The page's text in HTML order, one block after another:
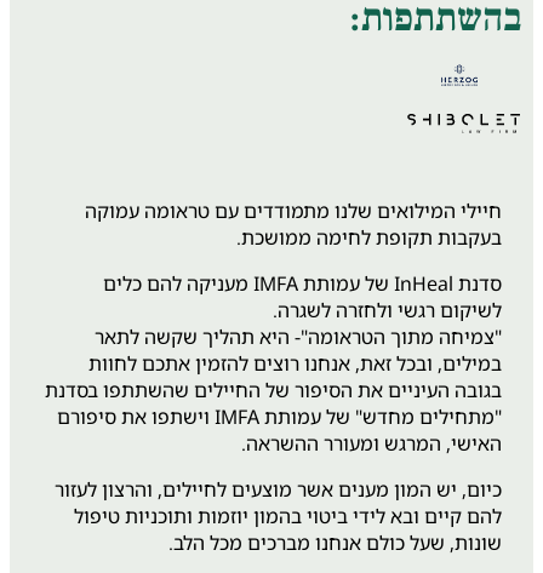
בהשתתפות:
חיילי המילואים שלנו מתמודדים עם טראומה עמוקה
בעקבות תקופת לחימה ממושכת.
סדנת InHeal של עמותת IMFA מעניקה להם כלים
לשיקום רגשי ולחזרה לשגרה.
"צמיחה מתוך הטראומה"- היא תהליך שקשה לתאר
במילים, ובכל זאת, אנחנו רוצים להזמין אתכם לחוות
בגובה העיניים את הסיפור של החיילים שהשתתפו בסדנת
"מתחילים מחדש" של עמותת IMFA וישתפו את סיפורם
האישי, המרגש ומעורר ההשראה.
כיום, יש המון מענים אשר מוצעים לחיילים, והרצון לעזור
להם קיים ובא לידי ביטוי בהמון יוזמות ותוכניות טיפול
שונות, שעל כולם אנחנו מברכים מכל הלב.